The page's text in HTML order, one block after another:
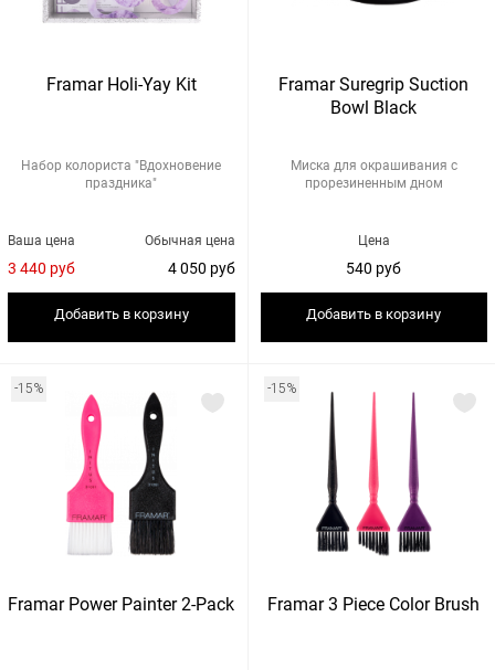
Framar Holi-Yay Kit
Набор колориста "Вдохновение
праздника"
Обычная цена
4 050 руб
Ваша цена
3 440 руб
Добавить в корзину
Framar Suregrip Suction
Bowl Black
Миска для окрашивания с
прорезиненным дном
Цена
540 руб
Добавить в корзину
-15%
Framar Power Painter 2-Pack
-15%
Framar 3 Piece Color Brush